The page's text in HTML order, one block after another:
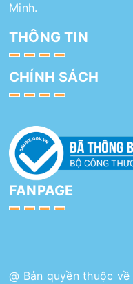
Minh.
THÔNG TIN
CHÍNH SÁCH
FANPAGE
@ Bản quyền thuộc về